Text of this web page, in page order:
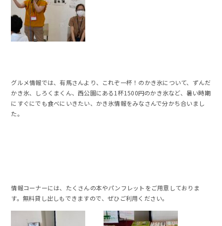
グルメ情報では、有馬さんより、これぞ一杯！のかき氷について、ずんだ
かき氷、しろくまくん、西公園にある1杯1500円のかき氷など、暑い時期
にすぐにでも食べにいきたい、かき氷情報をみなさんで分かち合いまし
た。
情報コーナーには、たくさんの本やパンフレットをご用意しておりま
す。無料貸し出しもできますので、ぜひご利用ください。